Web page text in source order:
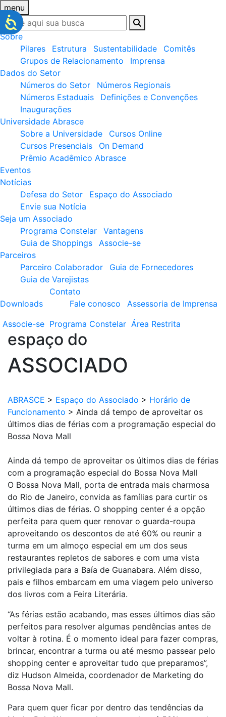
menu
Sobre
Pilares
Estrutura Sustentabilidade
Comitês
Grupos de Relacionamento
Imprensa
Dados do Setor
Números do Setor
Números Regionais
Números Estaduais
Definições e Convenções
Inaugurações
Universidade Abrasce
Sobre a Universidade
Cursos Online
Cursos Presenciais
On Demand
Prêmio Acadêmico Abrasce
Eventos
Notícias
Defesa do Setor
Espaço do Associado
Envie sua Notícia
Seja um Associado
Programa Constelar
Vantagens
Guia de Shoppings
Associe-se
Parceiros
Parceiro Colaborador
Guia de Fornecedores
Guia de Varejistas
Downloads
Contato
Fale conosco
Assessoria de Imprensa
Associe-se Programa Constelar Área Restrita
espaço do
ASSOCIADO
ABRASCE > Espaço do Associado > Horário de
Funcionamento > Ainda dá tempo de aproveitar os
últimos dias de férias com a programação especial do
Bossa Nova Mall
Ainda dá tempo de aproveitar os últimos dias de férias
com a programação especial do Bossa Nova Mall
O Bossa Nova Mall, porta de entrada mais charmosa
do Rio de Janeiro, convida as famílias para curtir os
últimos dias de férias. O shopping center é a opção
perfeita para quem quer renovar o guarda-roupa
aproveitando os descontos de até 60% ou reunir a
turma em um almoço especial em um dos seus
restaurantes repletos de sabores e com uma vista
privilegiada para a Baía de Guanabara. Além disso,
pais e filhos embarcam em uma viagem pelo universo
dos livros com a Feira Literária.
“As férias estão acabando, mas esses últimos dias são
perfeitos para resolver algumas pendências antes de
voltar à rotina. É o momento ideal para fazer compras,
brincar, encontrar a turma ou até mesmo passear pelo
shopping center e aproveitar tudo que preparamos”,
diz Hudson Almeida, coordenador de Marketing do
Bossa Nova Mall.
Para quem quer ficar por dentro das tendências da